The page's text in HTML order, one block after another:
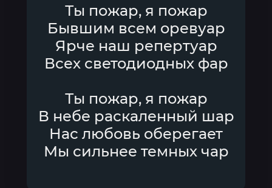
Ты пожар, я пожар
Бывшим всем оревуар
Ярче наш репертуар
Всех светодиодных фар
Ты пожар, я пожар
В небе раскаленный шар
Нас любовь оберегает
Мы сильнее темных чар